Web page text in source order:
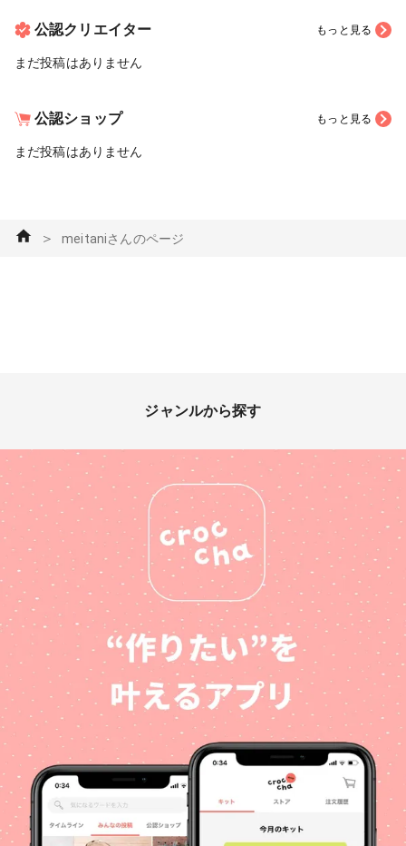
公認クリエイター もっと見る
まだ投稿はありません
公認ショップ もっと見る
まだ投稿はありません
＞ meitaniさんのページ
ジャンルから探す